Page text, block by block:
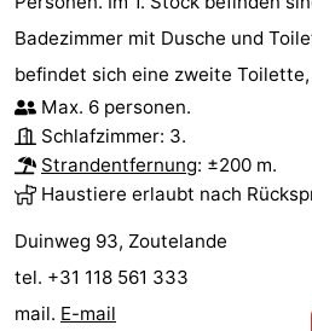
Walcherse
bos
Dishoek
-
Vlissingen
-
Middelburg
Zeeuws-
Vlaanderen
-
Nieuwvliet
Sluis
-
Badezimmer mit Dusche und
befindet sich eine zweite Toilette,
Max. 6 personen.
Schlafzimmer: 3.
Strandentfernung: ±200 m.
Haustiere erlaubt nach
Duinweg 93, Zoutelande
tel. +31 118 561 333
mail. E-mail